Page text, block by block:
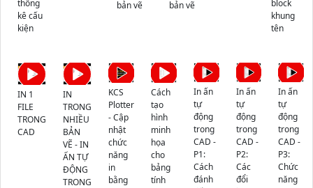
thống
kê cấu
kiện
bản vẽ
bản vẽ
block
khung
tên
IN 1
FILE
TRONG
CAD
IN
TRONG
NHIỀU
BẢN
VẼ - IN
ẤN TỰ
ĐỘNG
TRONG
KCS
Plotter
- Cập
nhật
chức
năng
in
bằng
Cách
tạo
hình
minh
họa
cho
bảng
tính
In ấn
tự
động
trong
CAD -
P1:
Cách
đánh
In ấn
tự
động
trong
CAD -
P2:
Các
đổi
In ấn
tự
động
trong
CAD -
P3:
Chức
năng